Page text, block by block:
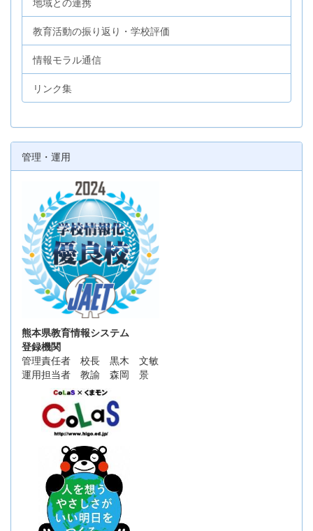
教育活動の振り返り・学校評価
情報モラル通信
リンク集
管理・運用
熊本県教育情報システム
登録機関
管理責任者 校長 黒木 文敏
運用担当者 教諭 森岡 景